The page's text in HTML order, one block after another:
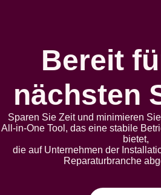
Bereit
nächsten
Sparen Sie Zeit und minimieren
All-in-One Tool, das eine stabile
bietet,
die auf Unternehmen der
Reparaturbranche